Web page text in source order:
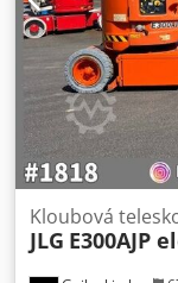
Kloubová
JLG E300AJP